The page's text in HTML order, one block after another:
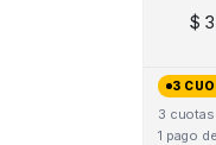
$
3
3 cuotas
1 pago de